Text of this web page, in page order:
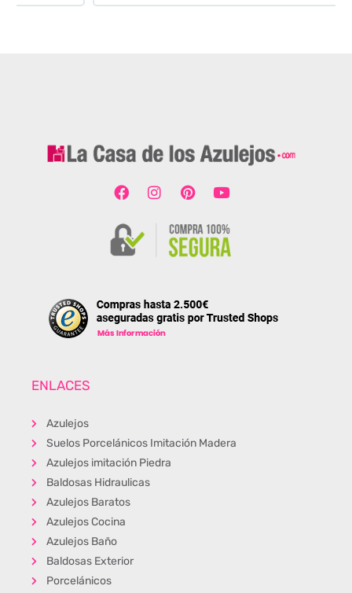
ENLACES
Azulejos
Suelos Porcelánicos Imitación Madera
Azulejos imitación Piedra
Baldosas Hidraulicas
Azulejos Baratos
Azulejos Cocina
Azulejos Baño
Baldosas Exterior
Porcelánicos